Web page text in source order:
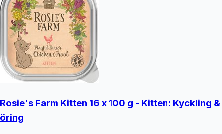
Rosie's Farm Kitten 16 x 100 g - Kitten: Kyckling &
öring